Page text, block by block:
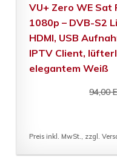
VU+ Zero WE Sat
1080p – DVB-S2
HDMI, USB
IPTV Client,
elegantem Weiß
94,00
Preis inkl. MwSt., zzgl.